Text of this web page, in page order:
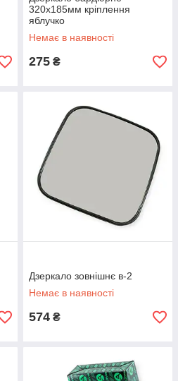
320x185мм кріплення
яблучко
Немає в наявності
275 ₴
Дзеркало зовнішнє в-2
Немає в наявності
574 ₴